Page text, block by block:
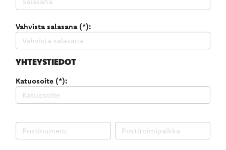
Vahvista salasana (*):
YHTEYSTIEDOT
Katuosoite (*):